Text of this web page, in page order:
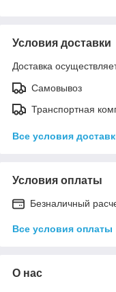
Условия доставки
Доставка
Самовывоз
Транспортная
Все условия
Условия оплаты
Безналичный
Все условия оплаты
О нас